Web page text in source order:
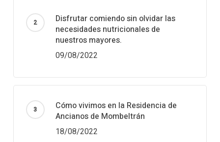
Disfrutar comiendo sin olvidar las
necesidades nutricionales de
nuestros mayores.
09/08/2022
Cómo vivimos en la Residencia de
Ancianos de Mombeltrán
18/08/2022